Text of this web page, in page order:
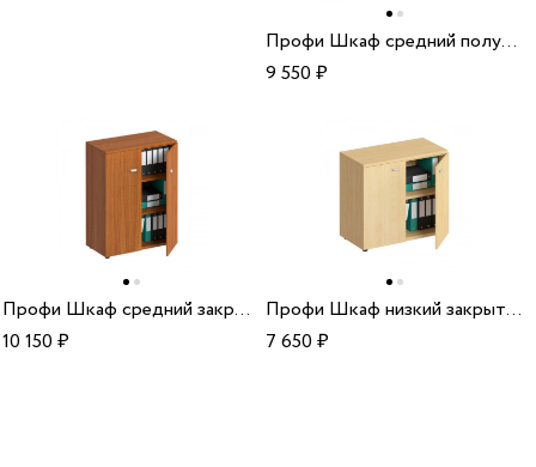
Профи Шкаф средний полузакрытый
9 550₽
Профи Шкаф средний закрытый
10 150₽
Профи Шкаф низкий закрытый
7 650₽